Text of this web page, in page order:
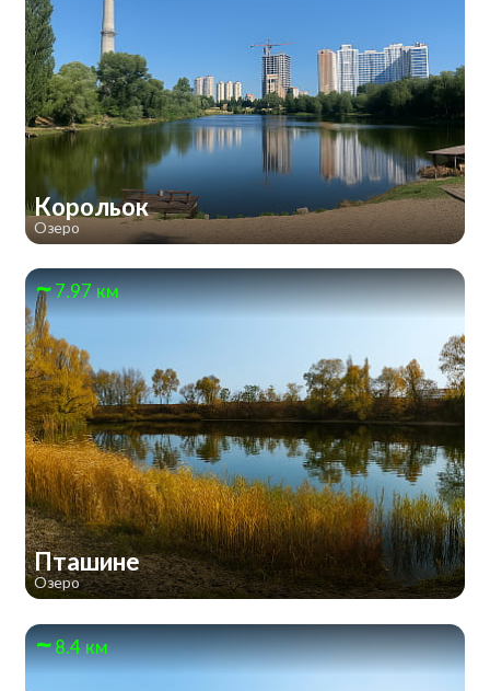
Корольок
Озеро
7.97 км
Пташине
Озеро
8.4 км